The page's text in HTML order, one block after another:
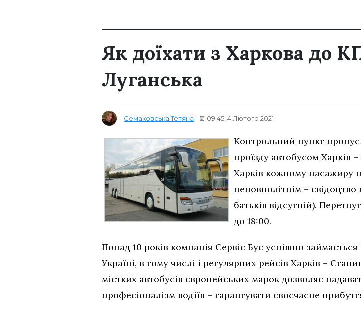
Як доїхати з Харкова до
Луганська
Семаковська Тетяна 09:45, 4 Лютого 2021
Контрольний пункт
проїзду автобусом Харків
Харків кожному пасажиру
неповнолітнім –
батьків відсутній).
до 18:00.
Понад 10 років компанія Сервіс Бус успішно
Україні, в тому числі і регулярних рейсів Харків –
містких автобусів європейських марок дозволяє
професіоналізм водіїв – гарантувати своєчасне